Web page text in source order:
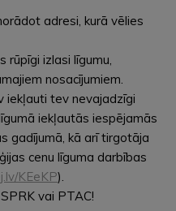
adresi, kurā vēlies
rūpīgi izlasi līgumu,
nosacījumiem.
iekļauti tev nevajadzīgi
iekļautās iespējamās
gadījumā, kā arī tirgotāja
cenu līguma darbības
KEeKP).
vai PTAC!